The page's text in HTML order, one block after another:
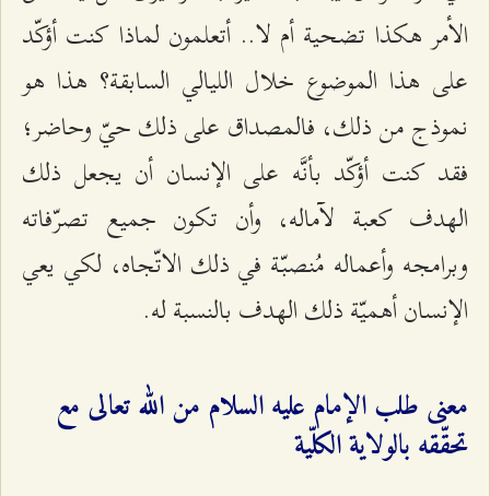
الأمر هكذا تضحية أم لا.. أتعلمون لماذا كنت أؤكّد
على هذا الموضوع خلال الليالي السابقة؟ هذا هو
نموذج من ذلك، فالمصداق على ذلك حيّ وحاضر؛
فقد كنت أؤكّد بأنَّه على الإنسان أن يجعل ذلك
الهدف كعبة لآماله، وأن تكون جميع تصرّفاته
وبرامجه وأعماله مُنصبّة في ذلك الاتّجاه، لكي يعي
الإنسان أهميّة ذلك الهدف بالنسبة له.
معنى طلب الإمام عليه السلام من الله تعالى مع
تحقّقه بالولاية الكلّية